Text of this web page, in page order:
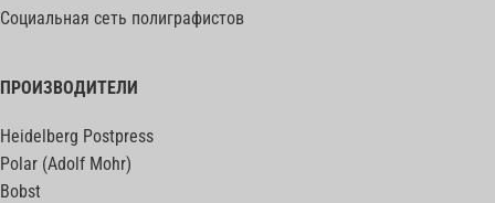
Социальная сеть полиграфистов
ПРОИЗВОДИТЕЛИ
Heidelberg Postpress
Polar (Adolf Mohr)
Bobst